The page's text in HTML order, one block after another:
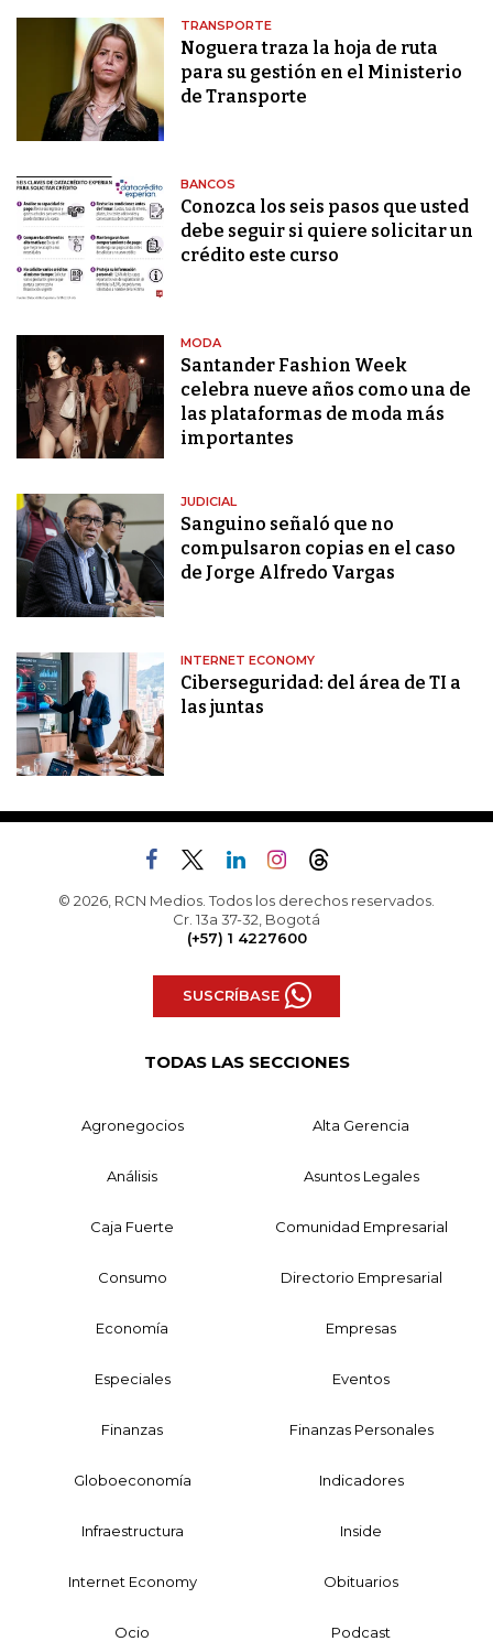
TRANSPORTE
Noguera traza la hoja de ruta
para su gestión en el Ministerio
de Transporte
BANCOS
Conozca los seis pasos que usted
debe seguir si quiere solicitar un
crédito este curso
MODA
Santander Fashion Week
celebra nueve años como una de
las plataformas de moda más
importantes
JUDICIAL
Sanguino señaló que no
compulsaron copias en el caso
de Jorge Alfredo Vargas
INTERNET ECONOMY
Ciberseguridad: del área de TI a
las juntas
© 2026, RCN Medios. Todos los derechos reservados.
Cr. 13a 37-32, Bogotá
(+57) 1 4227600
SUSCRÍBASE
TODAS LAS SECCIONES
Agronegocios Alta Gerencia
Análisis Asuntos Legales
Caja Fuerte Comunidad Empresarial
Consumo Directorio Empresarial
Economía Empresas
Especiales Eventos
Finanzas Finanzas Personales
Globoeconomía Indicadores
Infraestructura Inside
Internet Economy Obituarios
Ocio Podcast